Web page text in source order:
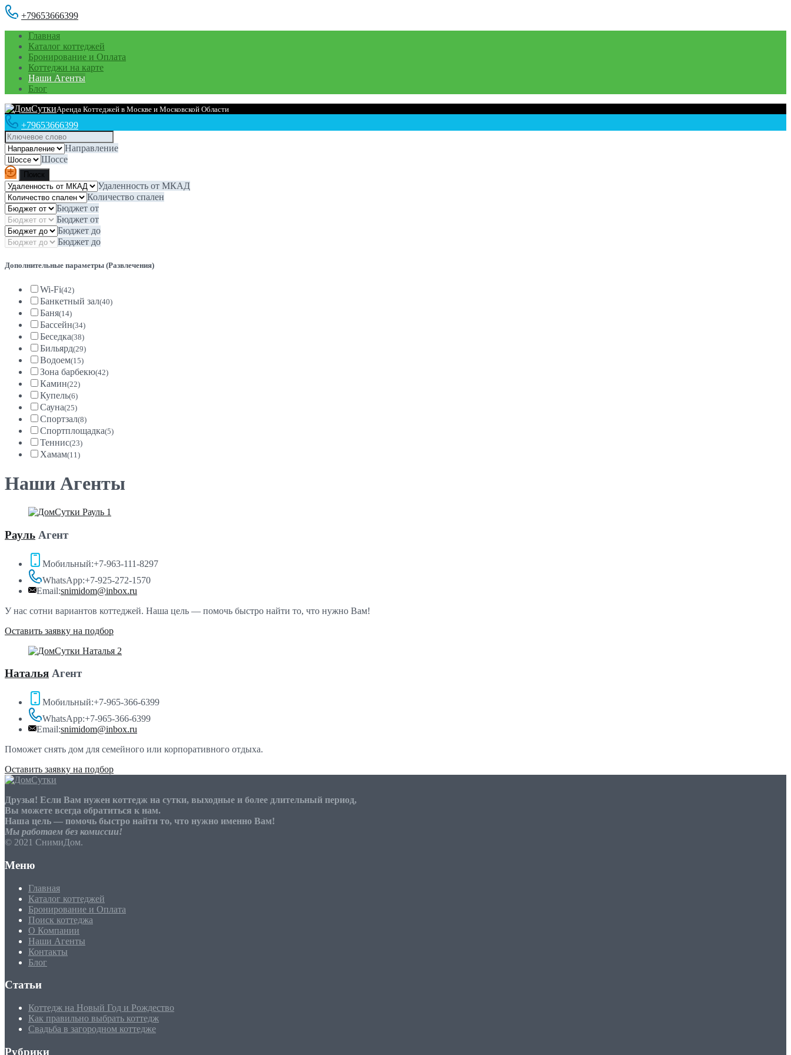
+79653666399
Главная
Каталог коттеджей
Бронирование и Оплата
Коттеджи на карте
Наши Агенты
Блог
Аренда Коттеджей в Москве и Московской Области
+79653666399
Направление
Шоссе
Удаленность от МКАД
Количество спален
Бюджет от
Бюджет от
Бюджет до
Бюджет до
Дополнительные параметры (Развлечения)
Wi-Fi(42)
Банкетный зал(40)
Баня(14)
Бассейн(34)
Беседка(38)
Бильярд(29)
Водоем(15)
Зона барбекю(42)
Камин(22)
Купель(6)
Сауна(25)
Спортзал(8)
Спортплощадка(5)
Теннис(23)
Хамам(11)
Наши Агенты
Рауль Агент
Мобильный:+7-963-111-8297
WhatsApp:+7-925-272-1570
Email:snimidom@inbox.ru
У нас сотни вариантов коттеджей. Наша цель — помочь быстро найти то, что нужно Вам!
Оставить заявку на подбор
Наталья Агент
Мобильный:+7-965-366-6399
WhatsApp:+7-965-366-6399
Email:snimidom@inbox.ru
Поможет снять дом для семейного или корпоративного отдыха.
Оставить заявку на подбор
Друзья! Если Вам нужен коттедж на сутки, выходные и более длительный период,
Вы можете всегда обратиться к нам.
Наша цель — помочь быстро найти то, что нужно именно Вам!
Мы работаем без комиссии!
© 2021 СнимиДом.
Меню
Главная
Каталог коттеджей
Бронирование и Оплата
Поиск коттеджа
О Компании
Наши Агенты
Контакты
Блог
Статьи
Коттедж на Новый Год и Рождество
Как правильно выбрать коттедж
Свадьба в загородном коттедже
Рубрики